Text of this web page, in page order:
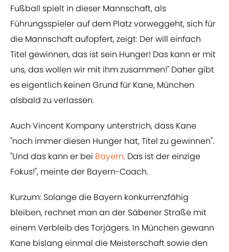
Fußball spielt in dieser Mannschaft, als
Führungsspieler auf dem Platz vorweggeht, sich für
die Mannschaft aufopfert, zeigt: Der will einfach
Titel gewinnen, das ist sein Hunger! Das kann er mit
uns, das wollen wir mit ihm zusammen!" Daher gibt
es eigentlich keinen Grund für Kane, München
alsbald zu verlassen.
Auch Vincent Kompany unterstrich, dass Kane
"noch immer diesen Hunger hat, Titel zu gewinnen".
"Und das kann er bei Bayern. Das ist der einzige
Fokus!", meinte der Bayern-Coach.
Kurzum: Solange die Bayern konkurrenzfähig
bleiben, rechnet man an der Säbener Straße mit
einem Verbleib des Torjägers. In München gewann
Kane bislang einmal die Meisterschaft sowie den